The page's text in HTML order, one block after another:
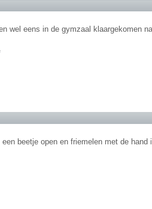
wel eens in de gymzaal klaargekomen
beetje open en friemelen met de